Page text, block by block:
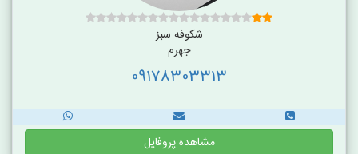
شکوفه سبز
جهرم
09178303313
مشاهده پروفایل